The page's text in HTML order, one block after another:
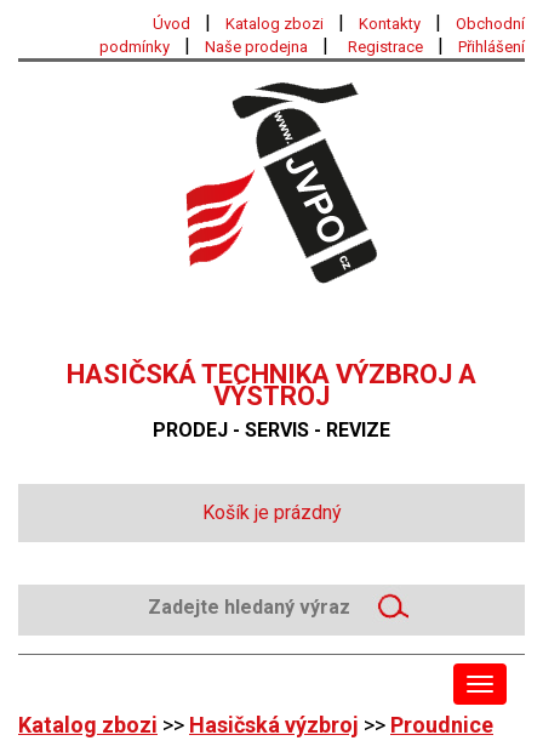
Úvod | Katalog zbozi | Kontakty |
Obchodní
podmínky
| Naše prodejna | Registrace | Přihlášení
HASIČSKÁ TECHNIKA VÝZBROJ A
VÝSTROJ
PRODEJ - SERVIS - REVIZE
Košík je prázdný
Toggle
Katalog zbozi >> Hasičská výzbroj >> Proudnice